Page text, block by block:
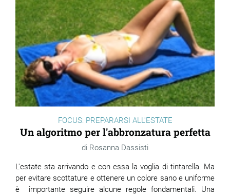
FOCUS: PREPARARSI ALL'ESTATE
Un algoritmo per l'abbronzatura perfetta
Rosanna Dassisti
L'estate sta arrivando e con essa la voglia di tintarella. Ma
per evitare scottature e ottenere un colore sano e uniforme
è importante seguire alcune regole fondamentali. Una